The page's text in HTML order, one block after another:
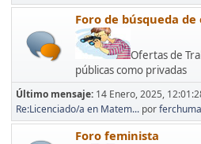
Foro de búsqueda de
Ofertas de
públicas como privadas
Último mensaje: 14 Enero, 2025,
Re:Licenciado/a en Matem... por
Foro feminista